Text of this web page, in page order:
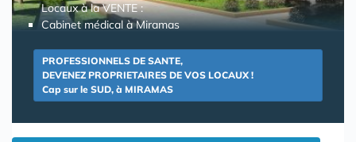
Locaux à la VENTE :
Cabinet médical à Miramas
PROFESSIONNELS DE SANTE,
DEVENEZ PROPRIETAIRES DE VOS LOCAUX !
Cap sur le SUD, à MIRAMAS